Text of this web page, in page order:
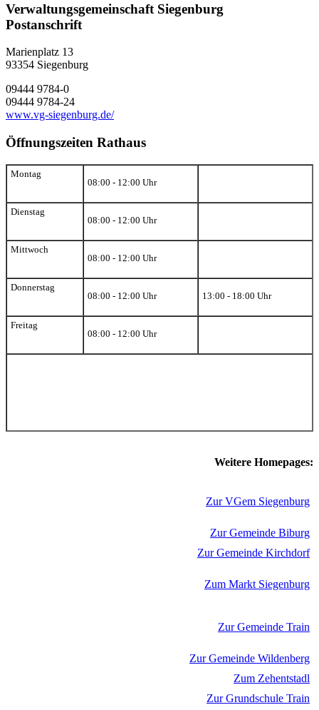
Verwaltungsgemeinschaft Siegenburg
Postanschrift
Marienplatz 13
93354 Siegenburg
09444 9784-0
09444 9784-24
www.vg-siegenburg.de/
Öffnungszeiten Rathaus
Montag
08:00 - 12:00 Uhr
Dienstag
08:00 - 12:00 Uhr
Mittwoch
08:00 - 12:00 Uhr
Donnerstag
08:00 - 12:00 Uhr
13:00 - 18:00 Uhr
Freitag
08:00 - 12:00 Uhr
Weitere Homepages:
Zur VGem Siegenburg
Zur Gemeinde Biburg
Zur Gemeinde Kirchdorf
Zum Markt Siegenburg
Zur Gemeinde Train
Zur Gemeinde Wildenberg
Zum Zehentstadl
Zur Grundschule Train